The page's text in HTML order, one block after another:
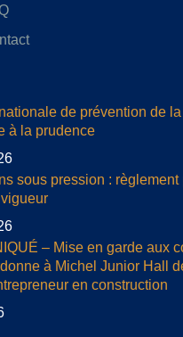
de prévention de
à la prudence
sous pression :
– Mise en garde aux
à Michel Junior Hall
en construction